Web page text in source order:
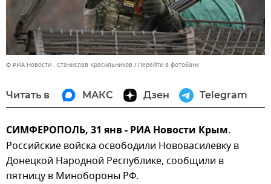
© РИА Новости . Станислав Красильников Перейти в фотобанк
Читать в МАКС Дзен Telegram
СИМФЕРОПОЛЬ, 31 янв - РИА Новости Крым.
Российские войска освободили Нововасилевку в
Донецкой Народной Республике, сообщили в
пятницу в Минобороны РФ.